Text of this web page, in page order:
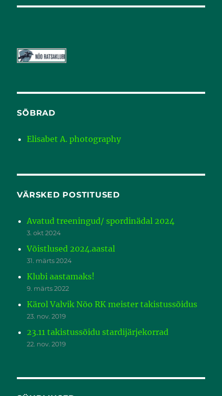
SÕBRAD
Elisabet A. photography
VÄRSKED POSTITUSED
Avatud treeningud/ spordinädal 2024
3. okt 2024
Võistlused 2024.aastal
31. märts 2024
Klubi aastamaks!
9. märts 2022
Kärol Valvik Nõo RK meister takistussõidus
23. nov. 2019
23.11 takistussõidu stardijärjekorrad
22. nov. 2019